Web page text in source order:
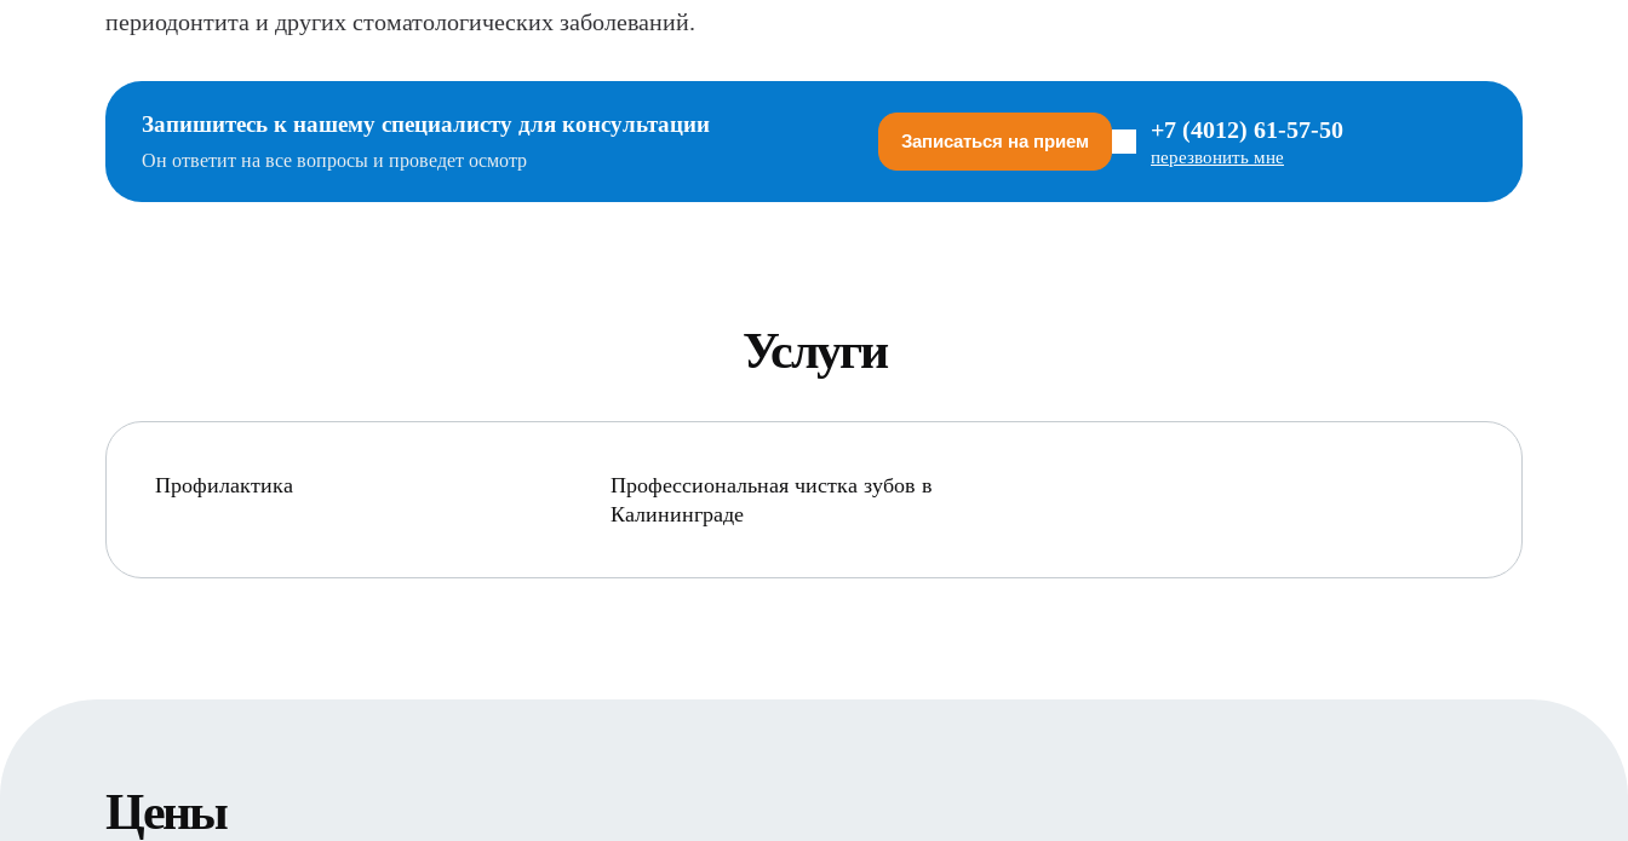
периодонтита и других стоматологических заболеваний.
Запишитесь к нашему специалисту для консультации
Он ответит на все вопросы и проведет осмотр
Записаться на прием +7 (4012) 61-57-50
перезвонить мне
Услуги
Профилактика
Профессиональная чистка зубов в
Калининграде
Цены